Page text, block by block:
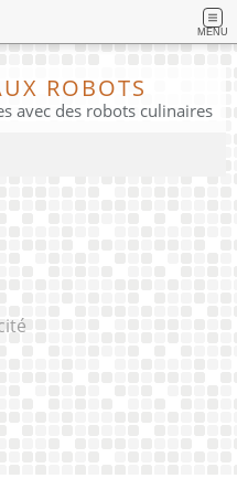
MENU
ROBOTS
avec des robots culinaires